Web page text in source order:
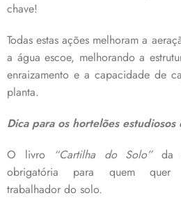
chave!
Todas estas ações melhoram a
a água escoe, melhorando a
enraizamento e a capacidade de
planta.
Dica para os hortelões
O livro
“Cartilha do Solo”da
obrigatória para quem
trabalhador do solo.